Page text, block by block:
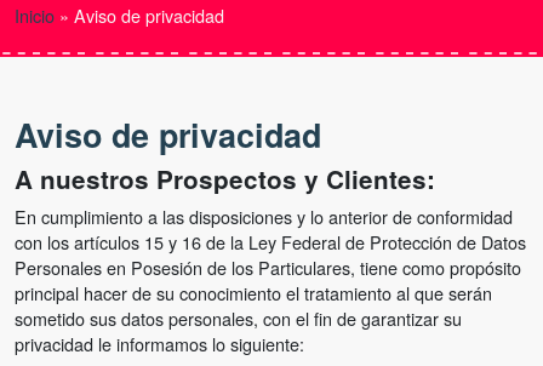
Inicio » Aviso de privacidad
Aviso de privacidad
A nuestros Prospectos y Clientes:
En cumplimiento a las disposiciones y lo anterior de conformidad
con los artículos 15 y 16 de la Ley Federal de Protección de Datos
Personales en Posesión de los Particulares, tiene como propósito
principal hacer de su conocimiento el tratamiento al que serán
sometido sus datos personales, con el fin de garantizar su
privacidad le informamos lo siguiente: